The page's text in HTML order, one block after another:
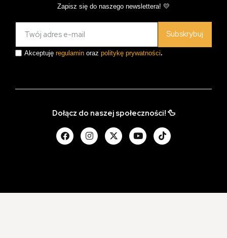
Zapisz się do naszego newslettera! 💛
Subskrybuj
Akceptuję regulamin oraz politykę prywatności.
Dołącz do naszej społeczności! 🦆